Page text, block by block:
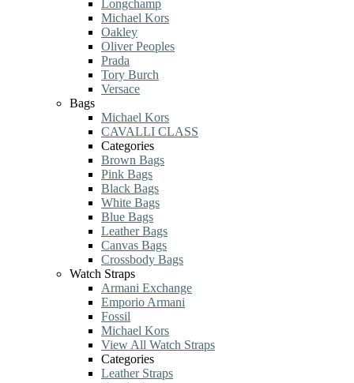
Longchamp
Michael Kors
Oakley
Oliver Peoples
Prada
Tory Burch
Versace
Bags
Michael Kors
CAVALLI CLASS
Categories
Brown Bags
Pink Bags
Black Bags
White Bags
Blue Bags
Leather Bags
Canvas Bags
Crossbody Bags
Watch Straps
Armani Exchange
Emporio Armani
Fossil
Michael Kors
View All Watch Straps
Categories
Leather Straps